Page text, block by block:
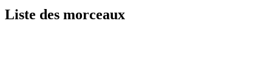
Liste des morceaux